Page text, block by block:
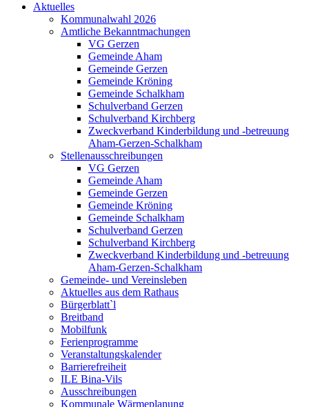
Aktuelles
Kommunalwahl 2026
Amtliche Bekanntmachungen
VG Gerzen
Gemeinde Aham
Gemeinde Gerzen
Gemeinde Kröning
Gemeinde Schalkham
Schulverband Gerzen
Schulverband Kirchberg
Zweckverband Kinderbildung und -betreuung
Aham-Gerzen-Schalkham
Stellenausschreibungen
VG Gerzen
Gemeinde Aham
Gemeinde Gerzen
Gemeinde Kröning
Gemeinde Schalkham
Schulverband Gerzen
Schulverband Kirchberg
Zweckverband Kinderbildung und -betreuung
Aham-Gerzen-Schalkham
Gemeinde- und Vereinsleben
Aktuelles aus dem Rathaus
Bürgerblatt`l
Breitband
Mobilfunk
Ferienprogramme
Veranstaltungskalender
Barrierefreiheit
ILE Bina-Vils
Ausschreibungen
Kommunale Wärmeplanung